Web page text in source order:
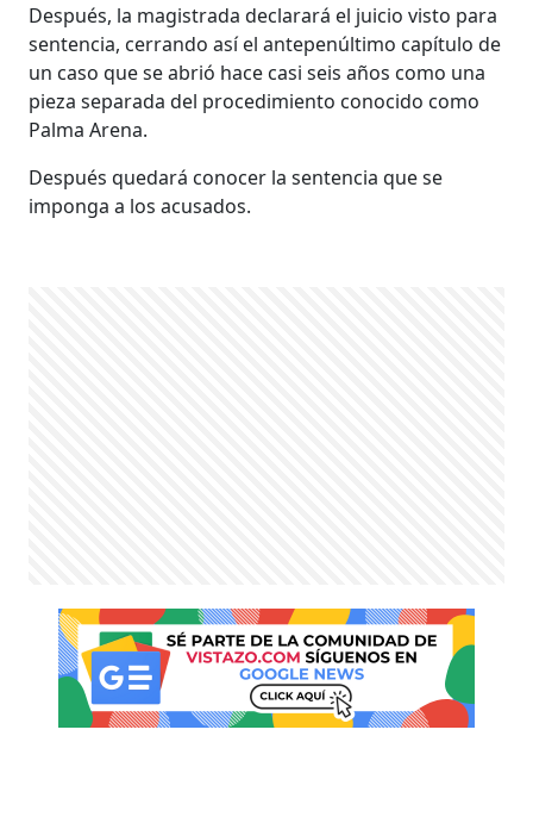
Después, la magistrada declarará el juicio visto para
sentencia, cerrando así el antepenúltimo capítulo de
un caso que se abrió hace casi seis años como una
pieza separada del procedimiento conocido como
Palma Arena.
Después quedará conocer la sentencia que se
imponga a los acusados.